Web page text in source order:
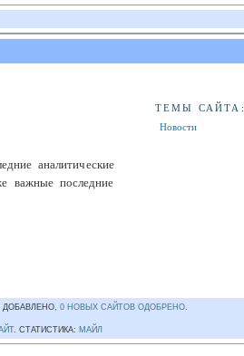
аналитические
важные последние
ТЕМЫ САЙТА:
Новости
0 НОВЫХ САЙТОВ ОДОБРЕНО.
. СТАТИСТИКА: МАЙЛ